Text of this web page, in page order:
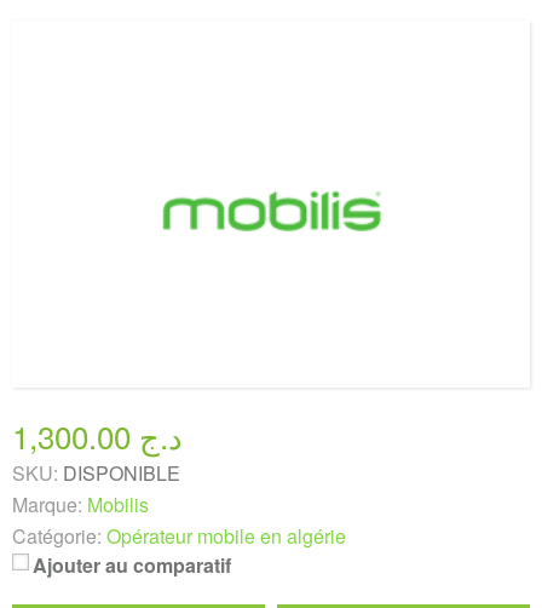
1,300.00 د.ج
SKU: DISPONIBLE
Marque: Mobilis
Catégorie: Opérateur mobile en algérie
Ajouter au comparatif